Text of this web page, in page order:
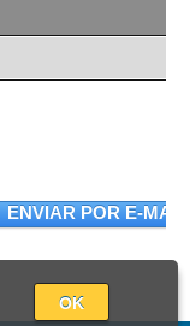
OK
ENVIAR POR E-MAIL